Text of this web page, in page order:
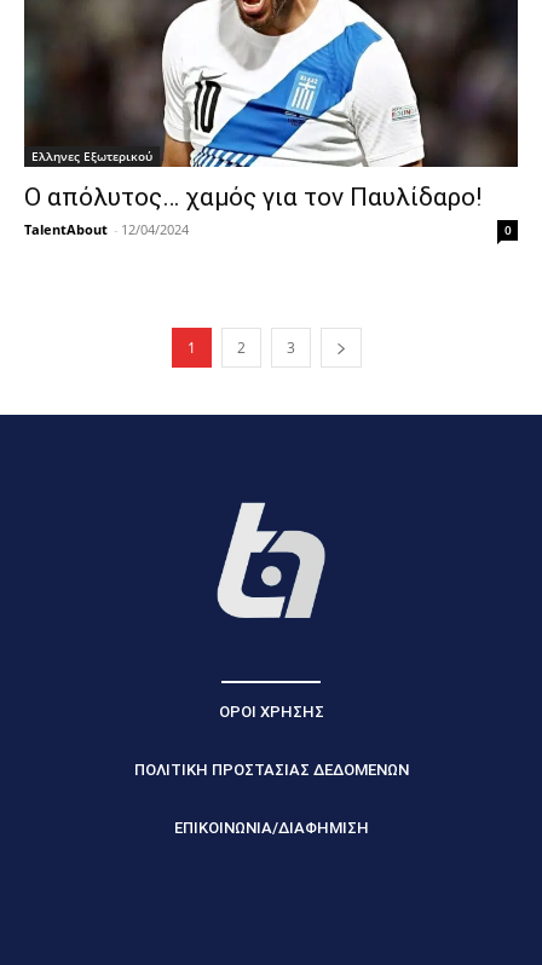
Ελληνες Εξωτερικού
Ο απόλυτος… χαμός για τον Παυλίδαρο!
TalentAbout - 12/04/2024 0
1 2 3
ΟΡΟΙ ΧΡΗΣΗΣ
ΠΟΛΙΤΙΚΗ ΠΡΟΣΤΑΣΙΑΣ ΔΕΔΟΜΕΝΩΝ
ΕΠΙΚΟΙΝΩΝΙΑ/ΔΙΑΦΗΜΙΣΗ